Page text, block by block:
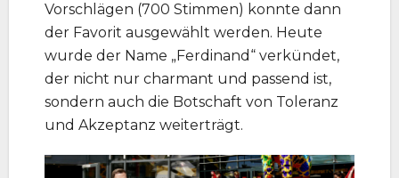
Vorschlägen (700 Stimmen) konnte dann
der Favorit ausgewählt werden. Heute
wurde der Name „Ferdinand“ verkündet,
der nicht nur charmant und passend ist,
sondern auch die Botschaft von Toleranz
und Akzeptanz weiterträgt.